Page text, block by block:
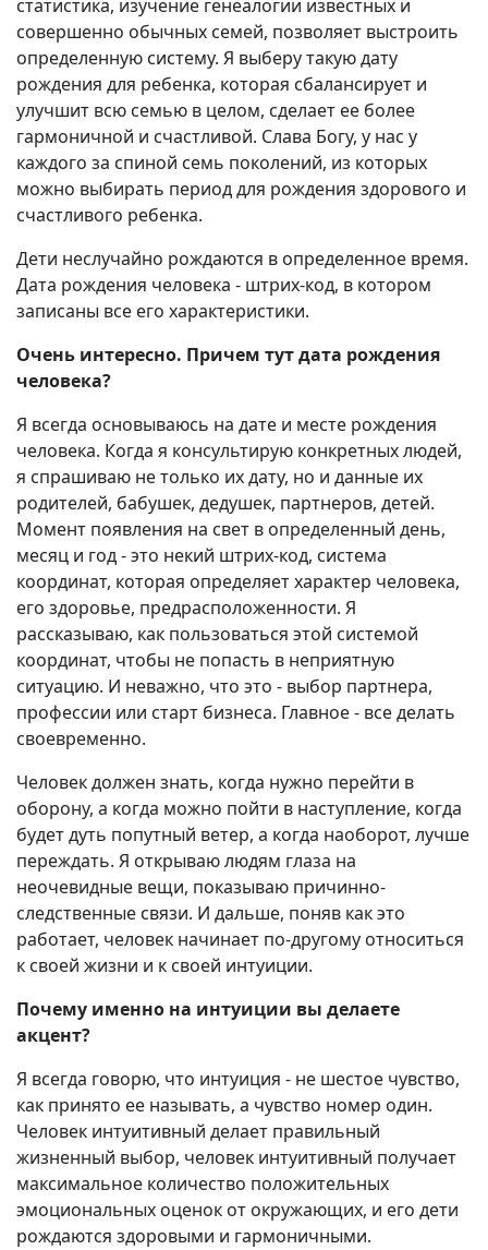
статистика, изучение генеалогии известных и
совершенно обычных семей, позволяет выстроить
определенную систему. Я выберу такую дату
рождения для ребенка, которая сбалансирует и
улучшит всю семью в целом, сделает ее более
гармоничной и счастливой. Слава Богу, у нас у
каждого за спиной семь поколений, из которых
можно выбирать период для рождения здорового и
счастливого ребенка.
Дети неслучайно рождаются в определенное время.
Дата рождения человека - штрих-код, в котором
записаны все его характеристики.
Очень интересно. Причем тут дата рождения
человека?
Я всегда основываюсь на дате и месте рождения
человека. Когда я консультирую конкретных людей,
я спрашиваю не только их дату, но и данные их
родителей, бабушек, дедушек, партнеров, детей.
Момент появления на свет в определенный день,
месяц и год - это некий штрих-код, система
координат, которая определяет характер человека,
его здоровье, предрасположенности. Я
рассказываю, как пользоваться этой системой
координат, чтобы не попасть в неприятную
ситуацию. И неважно, что это - выбор партнера,
профессии или старт бизнеса. Главное - все делать
своевременно.
Человек должен знать, когда нужно перейти в
оборону, а когда можно пойти в наступление, когда
будет дуть попутный ветер, а когда наоборот, лучше
переждать. Я открываю людям глаза на
неочевидные вещи, показываю причинно-
следственные связи. И дальше, поняв как это
работает, человек начинает по-другому относиться
к своей жизни и к своей интуиции.
Почему именно на интуиции вы делаете
акцент?
Я всегда говорю, что интуиция - не шестое чувство,
как принято ее называть, а чувство номер один.
Человек интуитивный делает правильный
жизненный выбор, человек интуитивный получает
максимальное количество положительных
эмоциональных оценок от окружающих, и его дети
рождаются здоровыми и гармоничными.